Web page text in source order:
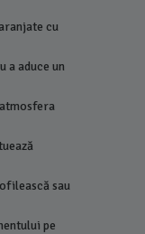
cu
aduce un
sau
pe